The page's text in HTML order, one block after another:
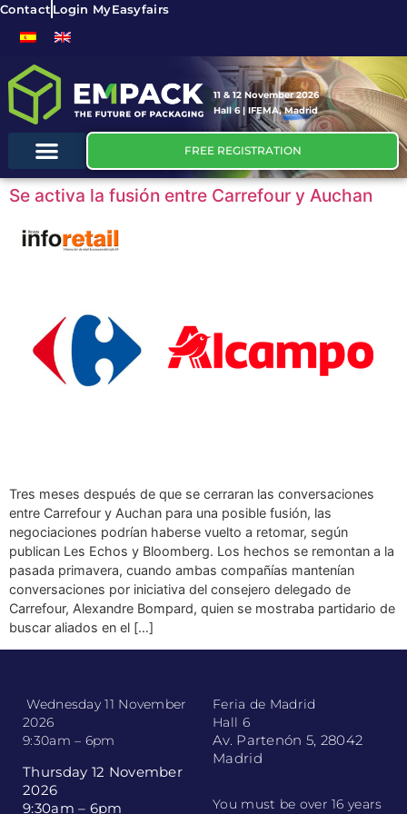
Contact Login MyEasyfairs
11 & 12 November 2026
Hall 6 | IFEMA, Madrid
FREE REGISTRATION
Se activa la fusión entre Carrefour y Auchan
Tres meses después de que se cerraran las conversaciones
entre Carrefour y Auchan para una posible fusión, las
negociaciones podrían haberse vuelto a retomar, según
publican Les Echos y Bloomberg. Los hechos se remontan a la
pasada primavera, cuando ambas compañías mantenían
conversaciones por iniciativa del consejero delegado de
Carrefour, Alexandre Bompard, quien se mostraba partidario de
buscar aliados en el […]
Wednesday 11 November
2026
9:30am – 6pm
Thursday 12 November
2026
9:30am – 6pm
Feria de Madrid
Hall 6
Av. Partenón 5, 28042
Madrid
You must be over 16 years